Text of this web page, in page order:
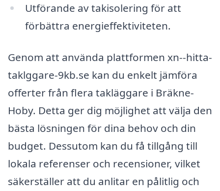
Utförande av takisolering för att
förbättra energieffektiviteten.
Genom att använda plattformen xn--hitta-
taklggare-9kb.se kan du enkelt jämföra
offerter från flera takläggare i Bräkne-
Hoby. Detta ger dig möjlighet att välja den
bästa lösningen för dina behov och din
budget. Dessutom kan du få tillgång till
lokala referenser och recensioner, vilket
säkerställer att du anlitar en pålitlig och